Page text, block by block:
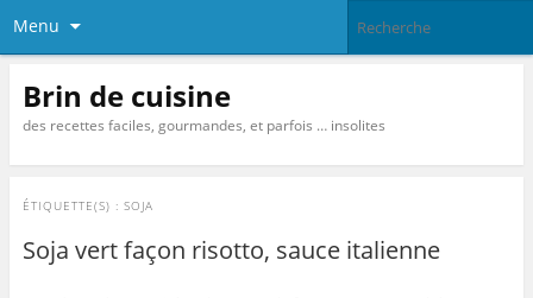
Menu
Brin de cuisine
des recettes faciles, gourmandes, et parfois … insolites
ÉTIQUETTE(S) : SOJA
Soja vert façon risotto, sauce italienne